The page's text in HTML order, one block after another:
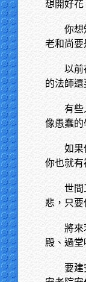
想開好花
你想
老和尚要
以前
的法師
有些
像愚蠢的
如果
你也就有
世間
悲，只要
將來
殿、過
要建